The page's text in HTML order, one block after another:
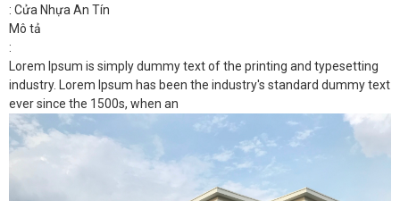
: Cửa Nhựa An Tín
Mô tả
:
Lorem Ipsum is simply dummy text of the printing and typesetting
industry. Lorem Ipsum has been the industry's standard dummy text
ever since the 1500s, when an